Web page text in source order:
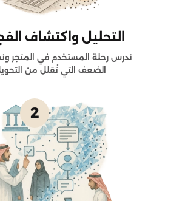
التحليل واكتشاف
ندرس رحلة المستخدم في المتجر
الضعف التي تُقلل من
2